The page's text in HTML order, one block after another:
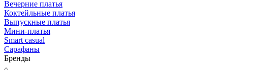
Вечерние платья
Коктейльные платья
Выпускные платья
Мини-платья
Smart casual
Сарафаны
Бренды